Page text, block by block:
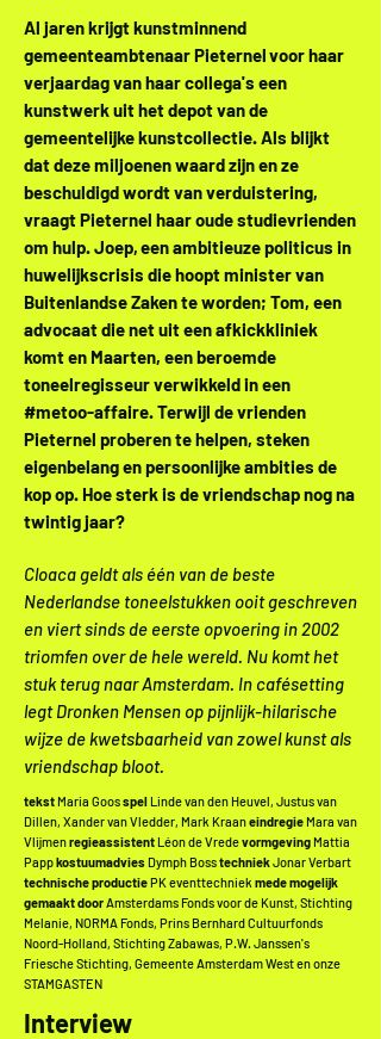
Al jaren krijgt kunstminnend
gemeenteambtenaar Pieternel voor haar
verjaardag van haar collega's een
kunstwerk uit het depot van de
gemeentelijke kunstcollectie. Als blijkt
dat deze miljoenen waard zijn en ze
beschuldigd wordt van verduistering,
vraagt Pieternel haar oude studievrienden
om hulp. Joep, een ambitieuze politicus in
huwelijkscrisis die hoopt minister van
Buitenlandse Zaken te worden; Tom, een
advocaat die net uit een afkickkliniek
komt en Maarten, een beroemde
toneelregisseur verwikkeld in een
#metoo-affaire. Terwijl de vrienden
Pieternel proberen te helpen, steken
eigenbelang en persoonlijke ambities de
kop op. Hoe sterk is de vriendschap nog na
twintig jaar?
Cloaca geldt als één van de beste
Nederlandse toneelstukken ooit geschreven
en viert sinds de eerste opvoering in 2002
triomfen over de hele wereld. Nu komt het
stuk terug naar Amsterdam. In cafésetting
legt Dronken Mensen op pijnlijk-hilarische
wijze de kwetsbaarheid van zowel kunst als
vriendschap bloot.
tekst Maria Goosspel Linde van den Heuvel, Justus van
Dillen, Xander van Vledder, Mark Kraaneindregie Mara van
Vlijmenregieassistent Léon de Vredevormgeving Mattia
Pappkostuumadvies Dymph BosstechniekJonar Verbart
technische productiePK eventtechniek mede mogelijk
gemaakt doorAmsterdams Fonds voor de Kunst, Stichting
Melanie, NORMA Fonds, Prins Bernhard Cultuurfonds
Noord-Holland, Stichting Zabawas, P.W. Janssen's
Friesche Stichting, Gemeente Amsterdam West en onze
STAMGASTEN
Interview